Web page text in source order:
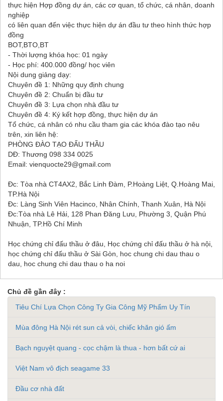
thực hiện Hợp đồng dự án, các cơ quan, tổ chức, cá nhân, doanh
nghiệp
có liên quan đến việc thực hiện dự án đầu tư theo hình thức hợp
đồng
BOT,BTO,BT
- Thời lượng khóa học: 01 ngày
- Học phí: 400.000 đồng/ học viên
Nội dung giảng dạy:
Chuyên đề 1: Những quy định chung
Chuyên đề 2: Chuẩn bị đầu tư
Chuyên đề 3: Lựa chọn nhà đầu tư
Chuyên đề 4: Ký kết hợp đồng, thực hiện dự án
Tổ chức, cá nhân có nhu cầu tham gia các khóa đào tạo nêu
trên, xin liên hệ:
PHÒNG ĐÀO TẠO ĐẤU THẦU
DĐ: Thương 098 334 0025
Email: vienquocte29@gmail.com
Đc: Tòa nhà CT4AX2, Bắc Linh Đàm, P.Hoàng Liệt, Q.Hoàng Mai,
TP.Hà Nội
Đc: Làng Sinh Viên Hacinco, Nhân Chính, Thanh Xuân, Hà Nội
Đc:Tòa nhà Lê Hải, 128 Phan Đăng Lưu, Phường 3, Quận Phú
Nhuận, TP.Hồ Chí Minh
Học chứng chỉ đấu thầu ở đâu, Học chứng chỉ đấu thầu ở hà nội,
học chứng chỉ đấu thầu ở Sài Gòn, hoc chung chi dau thau o
dau, hoc chung chi dau thau o ha noi
Chủ đề gần đây :
Tiêu Chí Lựa Chọn Công Ty Gia Công Mỹ Phẩm Uy Tín
Mùa đông Hà Nội rét sun cả vòi, chiếc khăn gió ấm
Bạch nguyệt quang - cọc chậm là thua - hơn bất cứ ai
Việt Nam vô địch seagame 33
Đầu cơ nhà đất